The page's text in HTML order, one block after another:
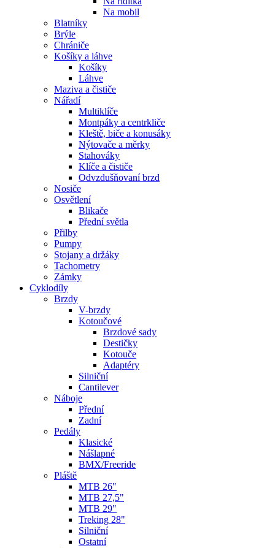
Na mobil
Blatníky
Brýle
Chrániče
Košíky a láhve
Košíky
Láhve
Maziva a čističe
Nářadí
Multiklíče
Montpáky a centrkliče
Kleště, biče a konusáky
Nýtovače a měrky
Stahováky
Klíče a čističe
Odvzdušňovaní brzd
Nosiče
Osvětlení
Blikače
Přední světla
Přilby
Pumpy
Stojany a držáky
Tachometry
Zámky
Cyklodíly
Brzdy
V-brzdy
Kotoučové
Brzdové sady
Destičky
Kotouče
Adaptéry
Silniční
Cantilever
Náboje
Přední
Zadní
Pedály
Klasické
Nášlapné
BMX/Freeride
Pláště
MTB 26"
MTB 27,5"
MTB 29"
Treking 28"
Silniční
Ostatní